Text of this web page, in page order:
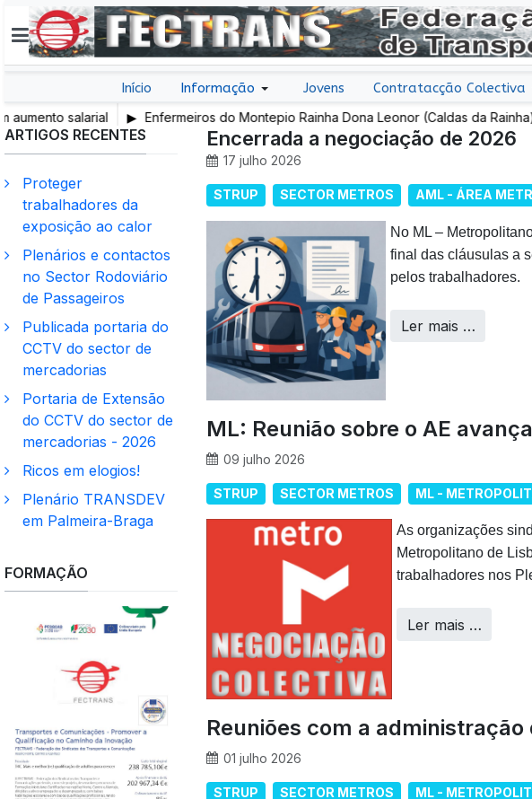
Início Informação Jovens Contratacção Colectiva
salarial
Enfermeiros do Montepio Rainha Dona Leonor (Caldas da Rainha),
em Greve
Encerrada a negociação de 2026
17 julho 2026
STRUP SECTOR METROS AML - ÁREA
No ML –
final das cláusulas a
pelos trabalhadores.
Ler mais …
ML: Reunião sobre o AE
09 julho 2026
STRUP SECTOR METROS ML -
As organizações
Metropolitano de
trabalhadores nos
Ler mais …
Reuniões com a administração
01 julho 2026
STRUP SECTOR METROS ML -
ARTIGOS RECENTES
Proteger
trabalhadores da
exposição ao calor
Plenários e contactos
no Sector Rodoviário
de Passageiros
Publicada portaria do
CCTV do sector de
mercadorias
Portaria de Extensão
do CCTV do sector de
mercadorias - 2026
Ricos em elogios!
Plenário TRANSDEV
em Palmeira-Braga
FORMAÇÃO